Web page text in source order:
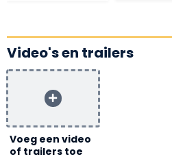
Video's en trailers
Voeg een video
of trailers toe